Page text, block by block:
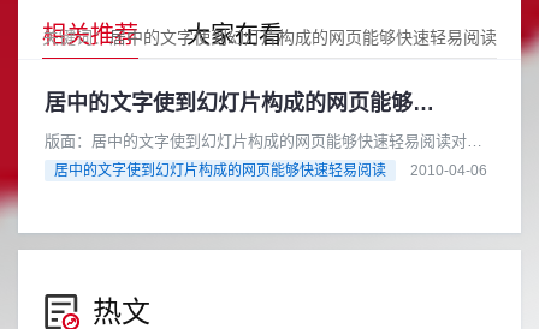
相关推荐 大家在看
关键词：居中的文字使到幻灯片构成的网页能够快速轻易阅读
居中的文字使到幻灯片构成的网页能够快速轻易阅读
版面：居中的文字使到幻灯片构成的网页能够快速轻易阅读对于
一些突发的重大新闻，新闻摄影师可以在很短的时间内就抓拍到
居中的文字使到幻灯片构成的网页能够快速轻易阅读 2010-04-06
热文